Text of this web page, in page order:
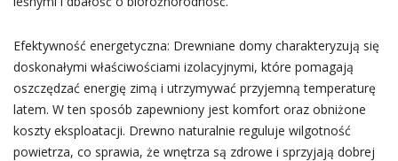
Efektywność energetyczna: Drewniane domy charakteryzują się
doskonałymi właściwościami izolacyjnymi, które pomagają
oszczędzać energię zimą i utrzymywać przyjemną temperaturę
latem. W ten sposób zapewniony jest komfort oraz obniżone
koszty eksploatacji. Drewno naturalnie reguluje wilgotność
powietrza, co sprawia, że wnętrza są zdrowe i sprzyjają dobrej